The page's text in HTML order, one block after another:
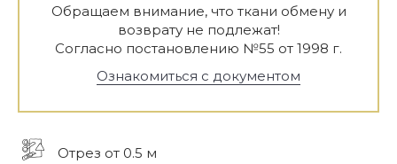
Обращаем внимание, что ткани обмену и
возврату не подлежат!
Согласно постановлению №55 от 1998 г.
Ознакомиться с документом
Отрез от 0.5 м